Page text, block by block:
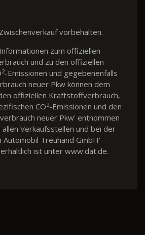
vorbehalten.
zum offiziellen
und zu den offiziellen
2-Emissionen und gegebenenfalls
neuer Pkw können dem
offiziellen Kraftstoffverbrauch,
CO2-Emissionen und den
neuer Pkw' entnommen
Verkaufsstellen und bei der
Automobil Treuhand GmbH'
ist unter www.dat.de.